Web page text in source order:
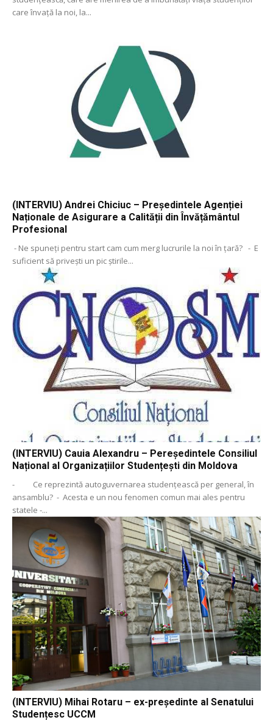
care învață la noi, la...
(INTERVIU) Andrei Chiciuc – Președintele Agenției
Naționale de Asigurare a Calității din Învățământul
Profesional
- Ne spuneți pentru start cam cum merg lucrurile la noi în țară? - E
suficient să privești un pic știrile...
(INTERVIU) Cauia Alexandru – Pereședintele Consiliul
Național al Organizațiilor Studențești din Moldova
- Ce reprezintă autoguvernarea studențească per general, în
ansamblu? - Acesta e un nou fenomen comun mai ales pentru
statele -...
(INTERVIU) Mihai Rotaru – ex-președinte al Senatului
Studențesc UCCM